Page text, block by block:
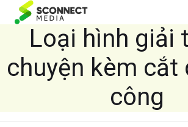
Loại hình giải
chuyện kèm cắt
công